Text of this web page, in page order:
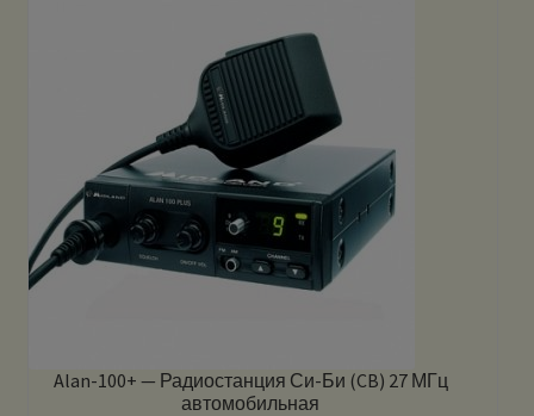
Alan-100+ — Радиостанция Си-Би (CB) 27 МГц
автомобильная